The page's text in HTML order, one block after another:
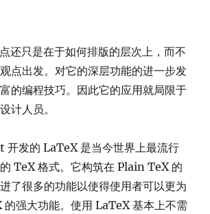
还只是在于如何排版的层次上，而不
点出发。对它的深层功能的进一步发
的编程技巧。因此它的应用就局限于
计人员。
发的 LaTeX 是当今世界上最流行
TeX 格式。它构筑在 Plain TeX 的
了很多的功能以使得使用者可以更为
的强大功能。使用 LaTeX 基本上不需